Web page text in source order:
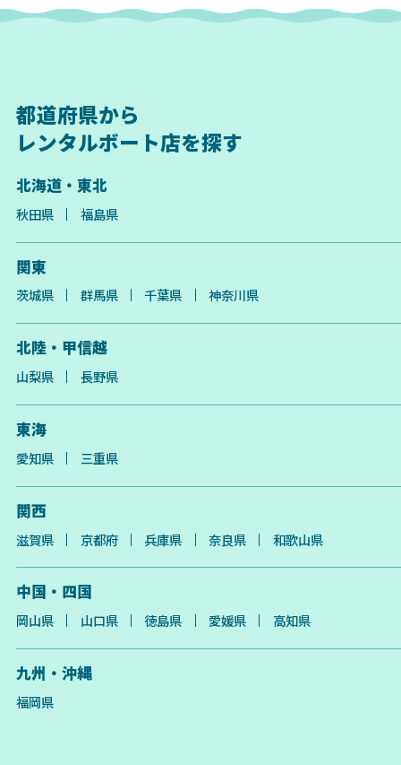
都道府県から
レンタルボート店を探す
北海道・東北
秋田県 福島県
関東
茨城県 群馬県 千葉県 神奈川県
北陸・甲信越
山梨県 長野県
東海
愛知県 三重県
関西
滋賀県 京都府 兵庫県 奈良県 和歌山県
中国・四国
岡山県 山口県 徳島県 愛媛県 高知県
九州・沖縄
福岡県